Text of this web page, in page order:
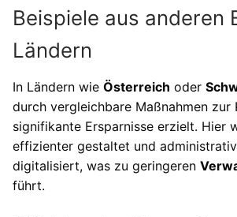
Beispiele aus anderen
Ländern
In Ländern wie Österreich oder
durch vergleichbare Maßnahmen zur
signifikante Ersparnisse erzielt. Hier
effizienter gestaltet und
digitalisiert, was zu geringeren
führt.